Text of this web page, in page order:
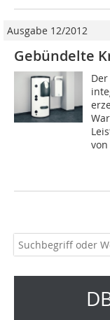
Ausgabe 12/2012
Gebündelte
von